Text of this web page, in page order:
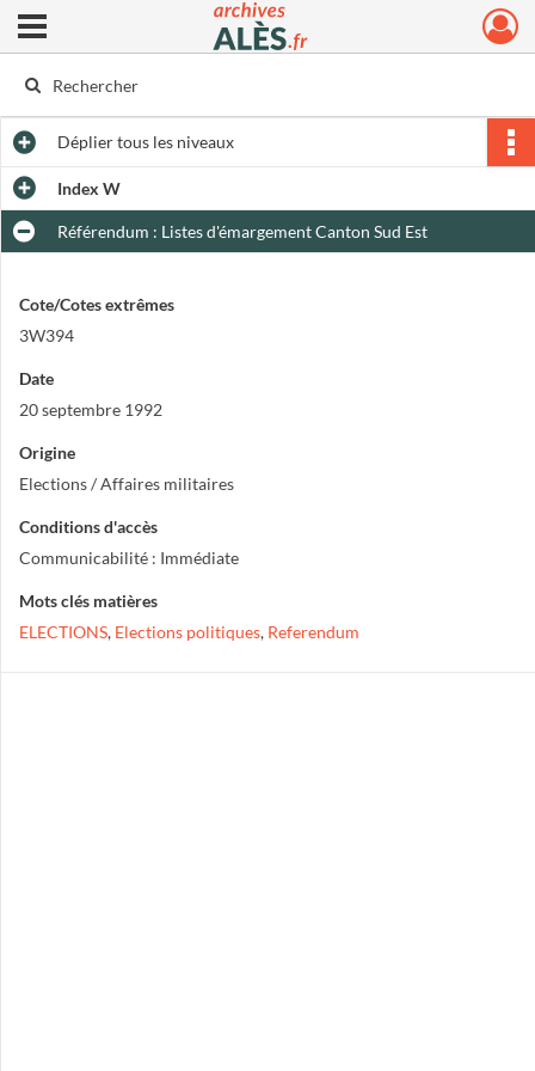
Archives municipales d'Alès
Ouvrir le menu déroulant
Dépliertous les niveaux
Index W
Référendum : Listes d'émargement Canton Sud Est
Cote/Cotes extrêmes
3W394
Date
20 septembre 1992
Origine
Elections / Affaires militaires
Conditions d'accès
Communicabilité : Immédiate
Mots clés matières
ELECTIONS, Elections politiques, Referendum